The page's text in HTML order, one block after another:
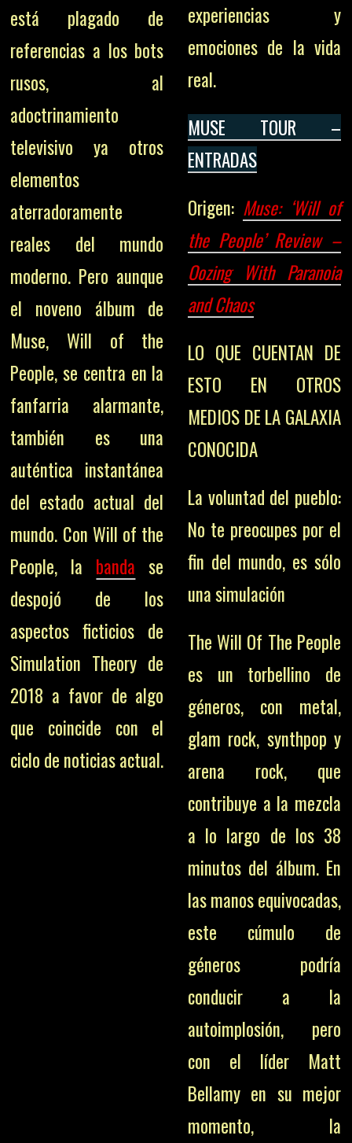
está plagado de
referencias a los bots
rusos, al
adoctrinamiento
televisivo ya otros
elementos
aterradoramente
reales del mundo
moderno. Pero aunque
el noveno álbum de
Muse, Will of the
People, se centra en la
fanfarria alarmante,
también es una
auténtica instantánea
del estado actual del
mundo. Con Will of the
People, la banda se
despojó de los
aspectos ficticios de
Simulation Theory de
2018 a favor de algo
que coincide con el
ciclo de noticias actual.
experiencias y
emociones de la vida
real.
MUSE TOUR –
ENTRADAS
Origen: Muse: ‘Will of
the People’ Review –
Oozing With Paranoia
and Chaos
LO QUE CUENTAN DE
ESTO EN OTROS
MEDIOS DE LA GALAXIA
CONOCIDA
La voluntad del pueblo:
No te preocupes por el
fin del mundo, es sólo
una simulación
The Will Of The People
es un torbellino de
géneros, con metal,
glam rock, synthpop y
arena rock, que
contribuye a la mezcla
a lo largo de los 38
minutos del álbum. En
las manos equivocadas,
este cúmulo de
géneros podría
conducir a la
autoimplosión, pero
con el líder Matt
Bellamy en su mejor
momento, la